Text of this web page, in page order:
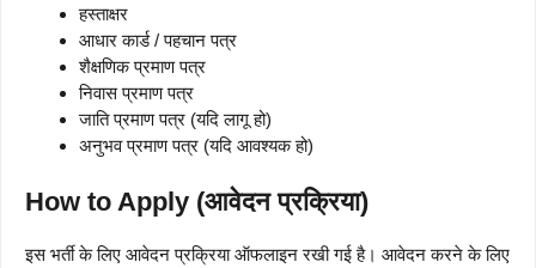
हस्ताक्षर
आधार कार्ड / पहचान पत्र
शैक्षणिक प्रमाण पत्र
निवास प्रमाण पत्र
जाति प्रमाण पत्र (यदि लागू हो)
अनुभव प्रमाण पत्र (यदि आवश्यक हो)
How to Apply (आवेदन प्रक्रिया)
इस भर्ती के लिए आवेदन प्रक्रिया ऑफलाइन रखी गई है। आवेदन करने के लिए